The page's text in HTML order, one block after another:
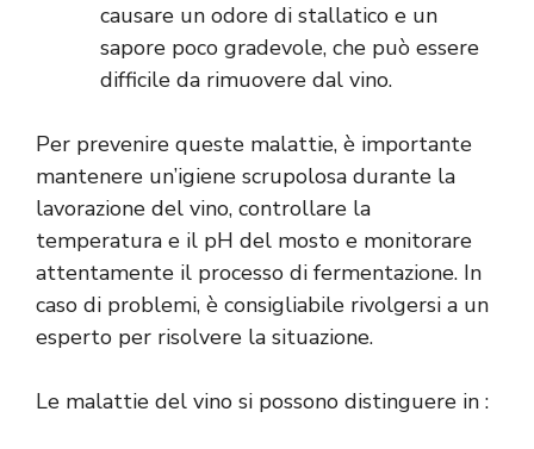
causare un odore di stallatico e un
sapore poco gradevole, che può essere
difficile da rimuovere dal vino.
Per prevenire queste malattie, è importante
mantenere un’igiene scrupolosa durante la
lavorazione del vino, controllare la
temperatura e il pH del mosto e monitorare
attentamente il processo di fermentazione. In
caso di problemi, è consigliabile rivolgersi a un
esperto per risolvere la situazione.
Le malattie del vino si possono distinguere in :